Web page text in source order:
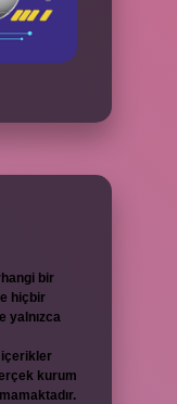
bir
hiçbir
yalnızca
içerikler
kurum